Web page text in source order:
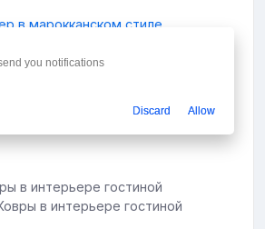
Ковер в
в интерьере гостиной
you notifications
Discard Allow